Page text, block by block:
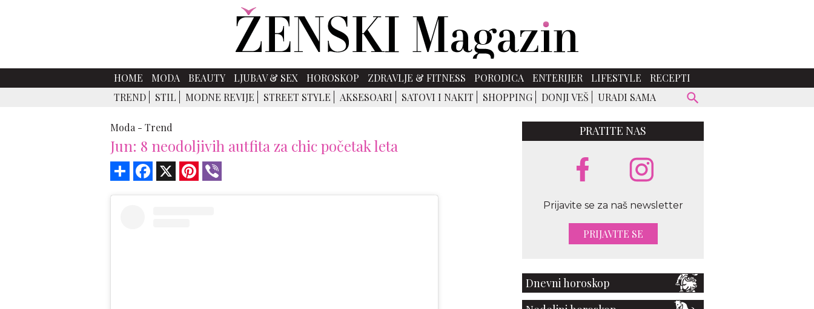
HOME MODA BEAUTY LJUBAV & SEX HOROSKOP ZDRAVLJE & FITNESS PORODICA ENTERIJER LIFESTYLE
RECEPTI
TREND
STIL MODNE REVIJE STREET STYLE AKSESOARI SATOVI I NAKIT SHOPPING DONJI VEŠ URADI SAMA
Moda - Trend
Jun: 8 neodoljivih autfita za chic početak leta
Share Facebook Pinterest
PRATITE NAS
Prijavite se za naš newsletter
PRIJAVITE SE
Dnevni horoskop